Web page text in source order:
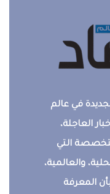
في عالم
العاجلة،
التي
والعالمية،
المعرفة